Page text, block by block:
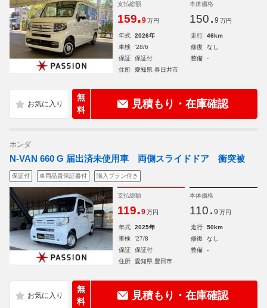
支払総額
159.9 万円
本体価格
150. 9 万円
年式 2026年 走行
46km
車検
'28/6 修復
なし
保証
保証付 整備
-
住所
愛知県 春日井市
無
料
見積もり・在庫確認
ホンダ
N-VAN 660 G 届出済未使用車 両側スライドドア 衝突被
保証付 車両品質保証書付 購入プラン付き
支払総額
119.9 万円
本体価格
110. 9 万円
年式 2025年 走行
50km
車検
'27/8 修復
なし
保証
保証付 整備
-
住所
愛知県 豊田市
無
料
見積もり・在庫確認